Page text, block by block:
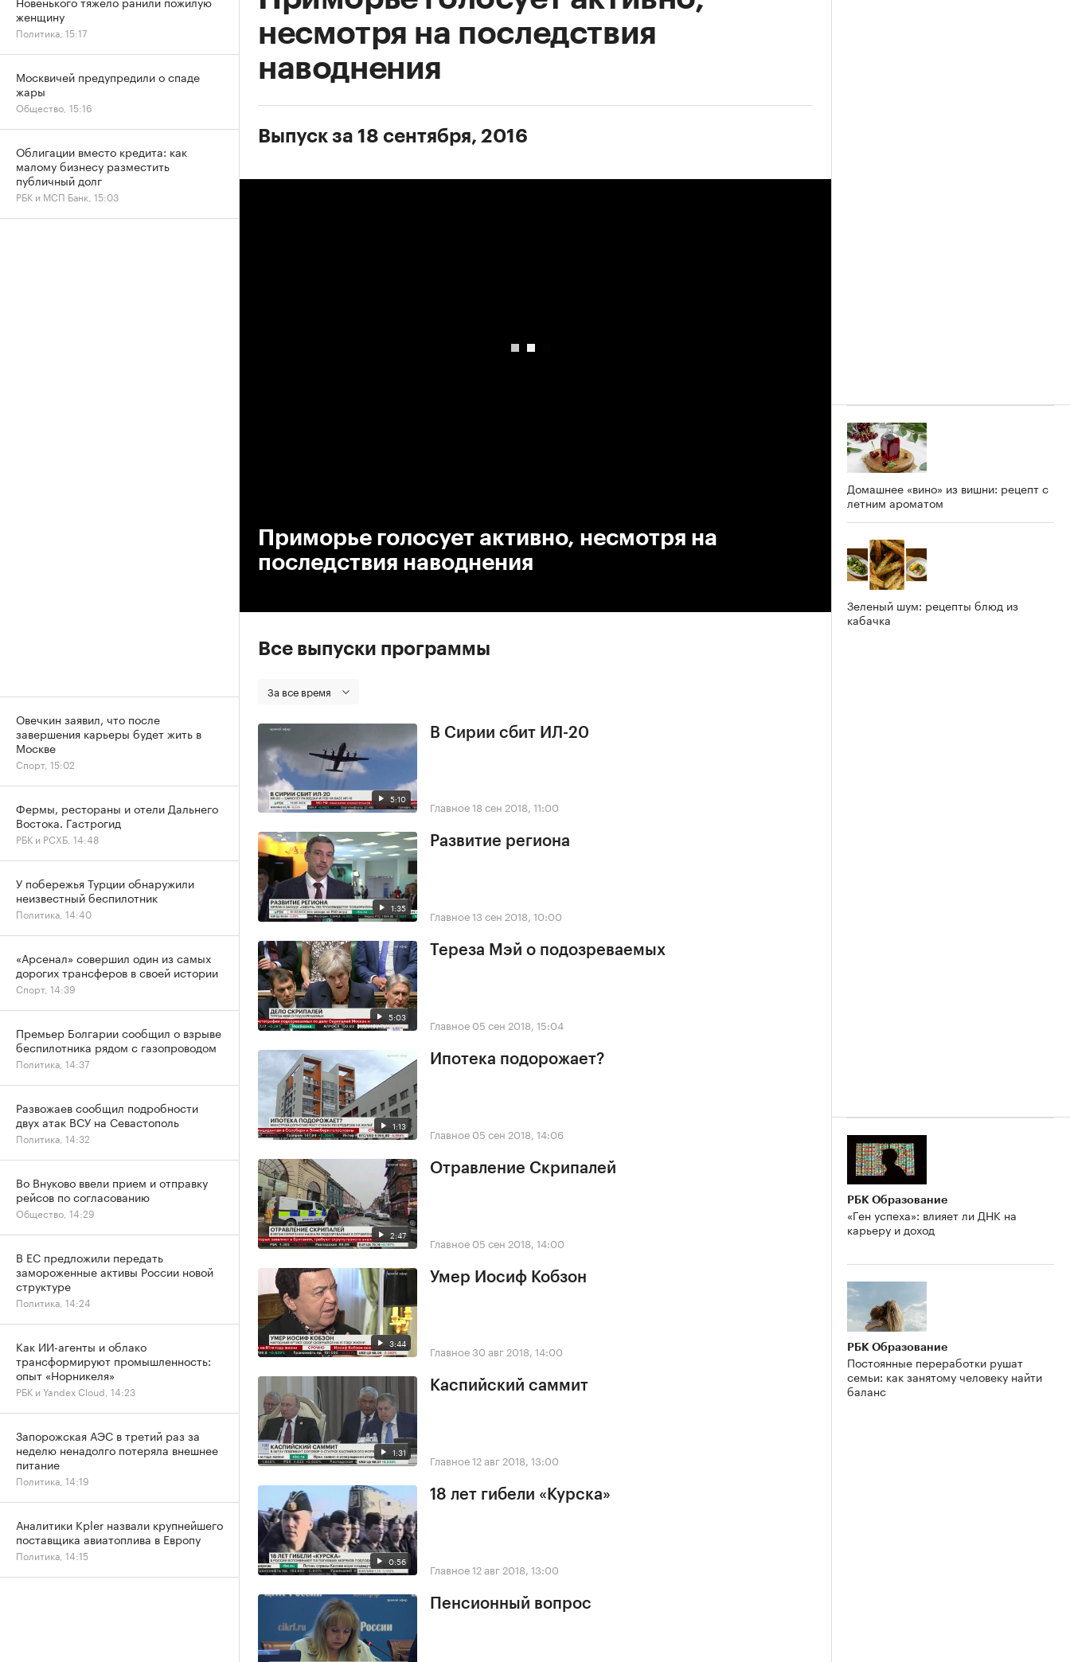
несмотря на последствия
наводнения
Выпуск за 18 сентября, 2016
Приморье голосует активно, несмотря на
последствия наводнения
Все выпуски программы
За все время
5:10
В Сирии сбит ИЛ-20
Главное18 сен 2018, 11:00
1:35
Развитие региона
Главное13 сен 2018, 10:00
5:03
Тереза Мэй о подозреваемых
Главное 05 сен 2018, 15:04
1:13
Ипотека подорожает?
Главное 05 сен 2018, 14:06
2:47
Отравление Скрипалей
Главное 05 сен 2018, 14:00
3:44
Умер Иосиф Кобзон
Главное30 авг 2018, 14:00
1:31
Каспийский саммит
Главное12 авг 2018, 13:00
0:56
18 лет гибели «Курска»
Главное12 авг 2018, 13:00
Пенсионный вопрос
Домашнее «вино» из вишни: рецепт с
летним ароматом
Зеленый шум: рецепты блюд из
кабачка
РБК Образование
«Ген успеха»: влияет ли ДНК на
карьеру и доход
РБК Образование
Постоянные переработки рушат
семьи: как занятому человеку найти
баланс
женщину
Политика, 15:17
Москвичей предупредили о спаде
жары
Общество, 15:16
Облигации вместо кредита: как
малому бизнесу разместить
публичный долг
РБК и МСП Банк, 15:03
Овечкин заявил, что после
завершения карьеры будет жить в
Москве
Спорт, 15:02
Фермы, рестораны и отели Дальнего
Востока. Гастрогид
РБК и РСХБ, 14:48
У побережья Турции обнаружили
неизвестный беспилотник
Политика, 14:40
«Арсенал» совершил один из самых
дорогих трансферов в своей истории
Спорт, 14:39
Премьер Болгарии сообщил о взрыве
беспилотника рядом с газопроводом
Политика, 14:37
Развожаев сообщил подробности
двух атак ВСУ на Севастополь
Политика, 14:32
Во Внуково ввели прием и отправку
рейсов по согласованию
Общество, 14:29
В ЕС предложили передать
замороженные активы России новой
структуре
Политика, 14:24
Как ИИ-агенты и облако
трансформируют промышленность:
опыт «Норникеля»
РБК и Yandex Cloud, 14:23
Запорожская АЭС в третий раз за
неделю ненадолго потеряла внешнее
питание
Политика, 14:19
Аналитики Kpler назвали крупнейшего
поставщика авиатоплива в Европу
Политика, 14:15